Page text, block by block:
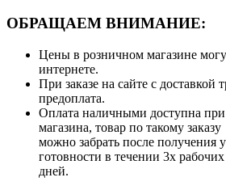
ОБРАЩАЕМ ВНИМАНИЕ:
Цены в розничном магазине
интернете.
При заказе на сайте с доставкой
предоплата.
Оплата наличными доступна при
магазина, товар по такому заказу
можно забрать после получения
готовности в течении 3х рабочих
дней.